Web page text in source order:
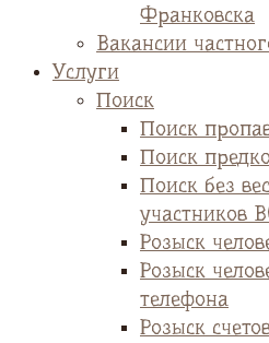
Франковска
Вакансии
Услуги
Поиск
Поиск
Поиск
Поиск без
участников
Розыск
Розыск
телефона
Розыск